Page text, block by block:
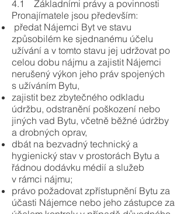
4.1 Základními právy a povinnosti
Pronajímatele jsou především:
předat Nájemci Byt ve stavu
způsobilém ke sjednanému účelu
užívání a v tomto stavu jej udržovat po
celou dobu nájmu a zajistit Nájemci
nerušený výkon jeho práv spojených
s užíváním Bytu,
zajistit bez zbytečného odkladu
údržbu, odstranění poškození nebo
jiných vad Bytu, včetně běžné údržby
a drobných oprav,
dbát na bezvadný technický a
hygienický stav v prostorách Bytu a
řádnou dodávku médií a služeb
v rámci nájmu;
právo požadovat zpřístupnění Bytu za
účasti Nájemce nebo jeho zástupce za